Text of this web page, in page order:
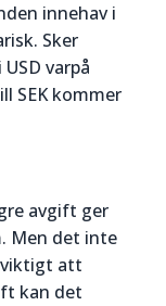
innehav i
Sker
varpå
SEK kommer
avgift ger
Men det inte
att
kan det